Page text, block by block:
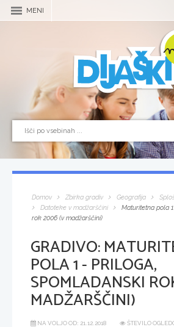
MENI
Domov Zbirka gradiv Geografija
Datoteke v madžarščini
Maturitetna pola
rok 2006 (v madžarščini)
GRADIVO:
POLA 1 - PRILOGA,
SPOMLADANSKI
MADŽARŠČINI)
NA VOLJO OD: 21.12.2018
ŠTEVILO